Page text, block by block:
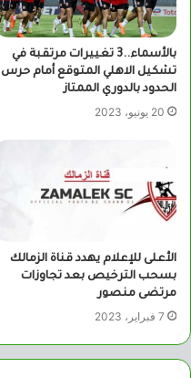
بالأسماء..3 تغييرات مرتقبة في
تشكيل الاهلي المتوقع أمام حرس
الحدود بالدوري الممتاز
20 يونيو، 2023
الأعلى للإعلام يهدد قناة الزمالك
بسحب الترخيص بعد تجاوزات
مرتضى منصور
7 فبراير، 2023